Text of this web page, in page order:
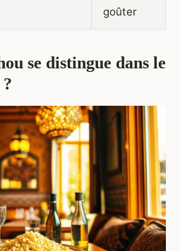
goûter
se distingue dans le